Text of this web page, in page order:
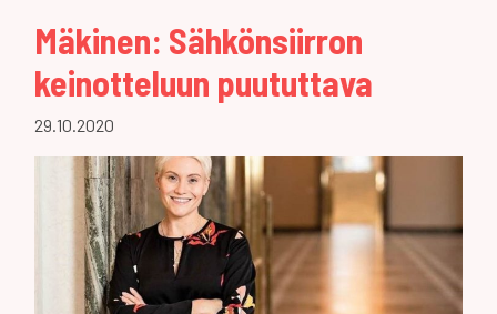
Mäkinen: Sähkönsiirron
keinotteluun puututtava
29.10.2020